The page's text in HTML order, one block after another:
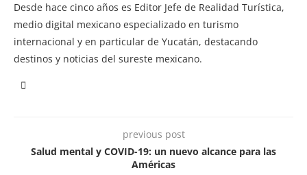
Desde hace cinco años es Editor Jefe de Realidad Turística,
medio digital mexicano especializado en turismo
internacional y en particular de Yucatán, destacando
destinos y noticias del sureste mexicano.
previous post
Salud mental y COVID-19: un nuevo alcance para las
Américas